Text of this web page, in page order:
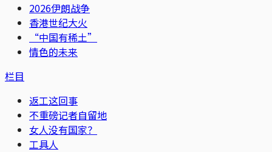
2026伊朗战争
香港世纪大火
“中国有稀土”
情色的未来
栏目
返工这回事
不重磅记者自留地
女人没有国家？
工具人